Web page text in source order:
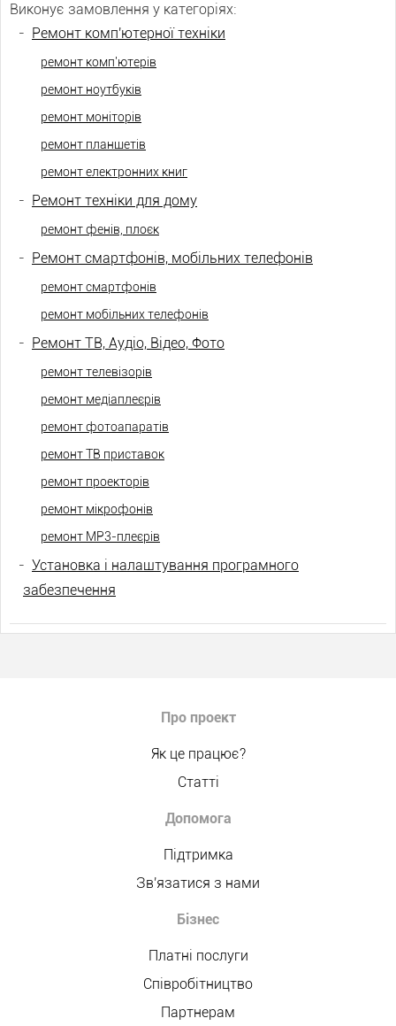
Виконує замовлення у категоріях:
- Ремонт комп'ютерної техніки
ремонт комп'ютерів
ремонт ноутбуків
ремонт моніторів
ремонт планшетів
ремонт електронних книг
- Ремонт техніки для дому
ремонт фенів, плоєк
- Ремонт смартфонів, мобільних телефонів
ремонт смартфонів
ремонт мобільних телефонів
- Ремонт ТВ, Аудіо, Відео, Фото
ремонт телевізорів
ремонт медіаплеєрів
ремонт фотоапаратів
ремонт ТВ приставок
ремонт проекторів
ремонт мікрофонів
ремонт МР3-плеєрів
- Установка і налаштування програмного
забезпечення
Про проект
Як це працює?
Статті
Допомога
Підтримка
Зв'язатися з нами
Бізнес
Платні послуги
Співробітництво
Партнерам